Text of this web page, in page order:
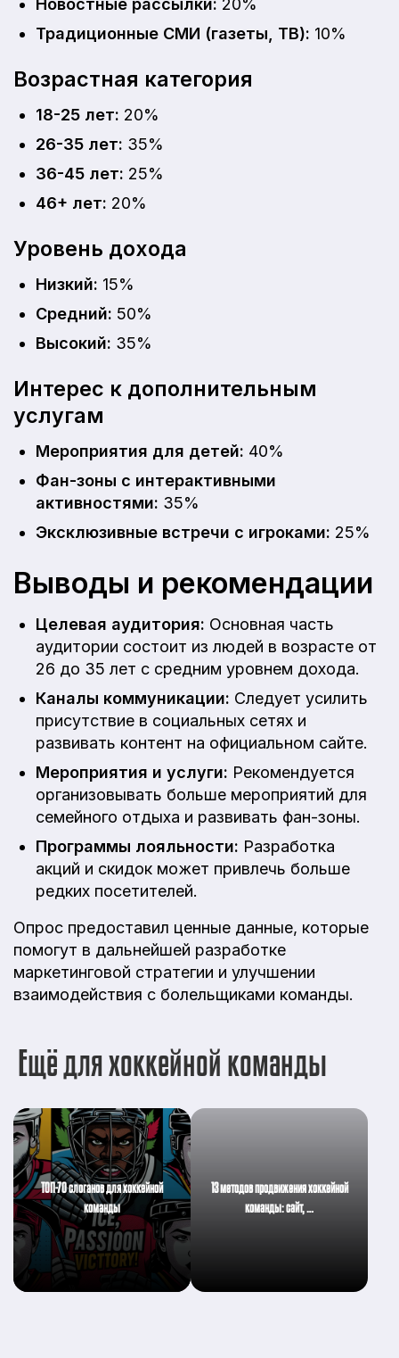
Новостные рассылки: 20%
Традиционные СМИ (газеты, ТВ): 10%
Возрастная категория
18-25 лет: 20%
26-35 лет: 35%
36-45 лет: 25%
46+ лет: 20%
Уровень дохода
Низкий: 15%
Средний: 50%
Высокий: 35%
Интерес к дополнительным
услугам
Мероприятия для детей: 40%
Фан-зоны с интерактивными
активностями: 35%
Эксклюзивные встречи с игроками: 25%
Выводы и рекомендации
Целевая аудитория: Основная часть
аудитории состоит из людей в возрасте от
26 до 35 лет с средним уровнем дохода.
Каналы коммуникации: Следует усилить
присутствие в социальных сетях и
развивать контент на официальном сайте.
Мероприятия и услуги: Рекомендуется
организовывать больше мероприятий для
семейного отдыха и развивать фан-зоны.
Программы лояльности: Разработка
акций и скидок может привлечь больше
редких посетителей.
Опрос предоставил ценные данные, которые
помогут в дальнейшей разработке
маркетинговой стратегии и улучшении
взаимодействия с болельщиками команды.
Ещё для хоккейной команды
ТОП-70 слоганов для хоккейной
команды
13 методов продвижения хоккейной
команды: сайт, …